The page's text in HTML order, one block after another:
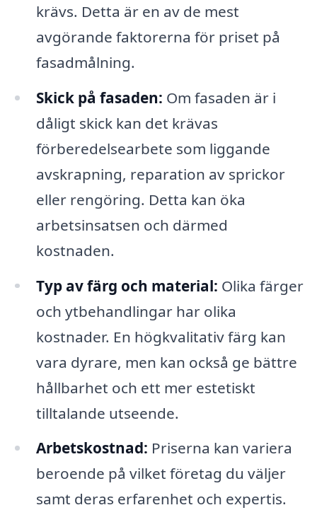
krävs. Detta är en av de mest
avgörande faktorerna för priset på
fasadmålning.
Skick på fasaden: Om fasaden är i
dåligt skick kan det krävas
förberedelsearbete som liggande
avskrapning, reparation av sprickor
eller rengöring. Detta kan öka
arbetsinsatsen och därmed
kostnaden.
Typ av färg och material: Olika färger
och ytbehandlingar har olika
kostnader. En högkvalitativ färg kan
vara dyrare, men kan också ge bättre
hållbarhet och ett mer estetiskt
tilltalande utseende.
Arbetskostnad: Priserna kan variera
beroende på vilket företag du väljer
samt deras erfarenhet och expertis.